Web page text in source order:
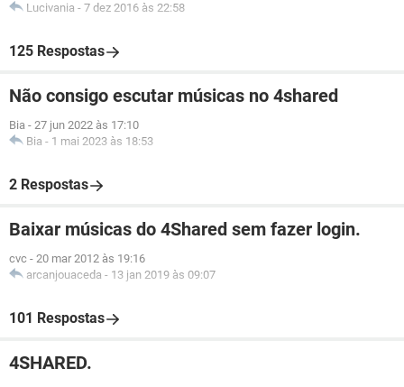
Lucivania - 7 dez 2016 às 22:58
125 Respostas
Não consigo escutar músicas no 4shared
Bia - 27 jun 2022 às 17:10
Bia - 1 mai 2023 às 18:53
2 Respostas
Baixar músicas do 4Shared sem fazer login.
cvc - 20 mar 2012 às 19:16
arcanjouaceda - 13 jan 2019 às 09:07
101 Respostas
4SHARED.